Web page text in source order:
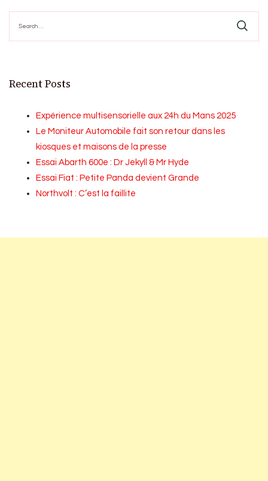
for:
Recent Posts
Expérience multisensorielle aux 24h du Mans 2025
Le Moniteur Automobile fait son retour dans les
kiosques et maisons de la presse
Essai Abarth 600e : Dr Jekyll & Mr Hyde
Essai Fiat : Petite Panda devient Grande
Northvolt : C’est la faillite